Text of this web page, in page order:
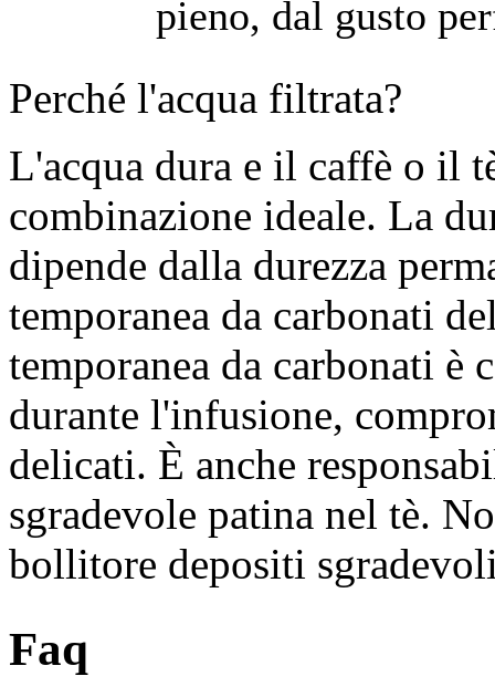
pieno, dal gusto
Perché l'acqua filtrata?
L'acqua dura e il caffè o il
combinazione ideale. La
dipende dalla durezza
temporanea da carbonati
temporanea da carbonati è
durante l'infusione,
delicati. È anche
sgradevole patina nel tè.
bollitore depositi
Faq